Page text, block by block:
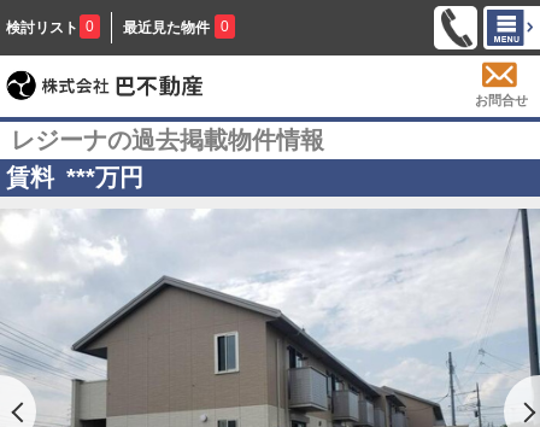
検討リスト 0 最近見た物件 0
お問合せ
レジーナの過去掲載物件情報
賃料 ***万円